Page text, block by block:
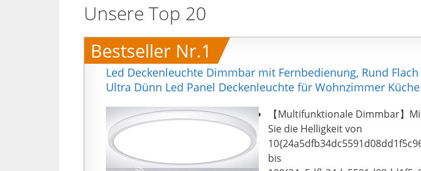
Unsere Top 20
Bestseller Nr.1
Led Deckenleuchte Dimmbar mit Fernbedienung, Rund
Ultra Dünn Led Panel Deckenleuchte für Wohnzimmer
【Multifunktionale Dimmbar】
Sie die Helligkeit von
bis